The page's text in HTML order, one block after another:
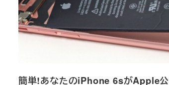
簡単!あなたのiPhone 6sがApple公